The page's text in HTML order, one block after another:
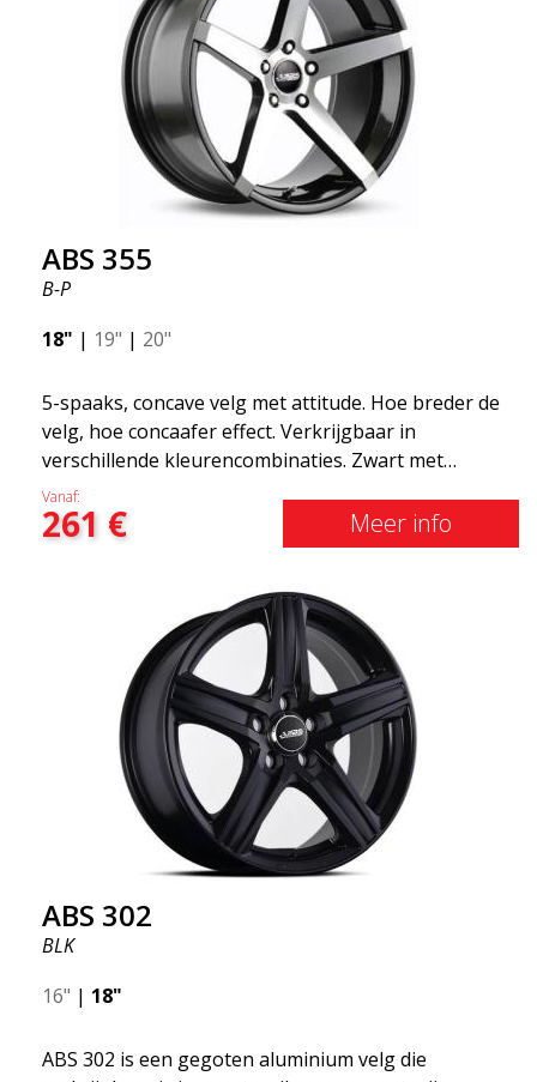
ABS 355
B-P
18" | 19" | 20"
5-spaaks, concave velg met attitude. Hoe breder de
velg, hoe concaafer effect. Verkrijgbaar in
verschillende kleurencombinaties. Zwart met
gepolijste spaken, Whole Silver of Matte Gray.
Geschikt voor de meeste automerken op de markt.
U kiest welke kleur en wij leveren! De velg is van
ABS355 zo populair gemaakt in Nederland? Het
model is supercaaf, de vorm is sportief en het
ontwerp is stijlvol. Dit velgmodel heeft naam
gemaakt in de velgenmarkt dankzij het
verbazingwekkende en unieke ontwerp. Met de
ABS355 laat je een gewone auto er brutaler uitzien.
ABS355 velgen worden exclusief gedistribueerd
door ABS Wheels.
Vanaf:
261 € Meer info
ABS 302
BLK
16" | 18"
ABS 302 is een gegoten aluminium velg die